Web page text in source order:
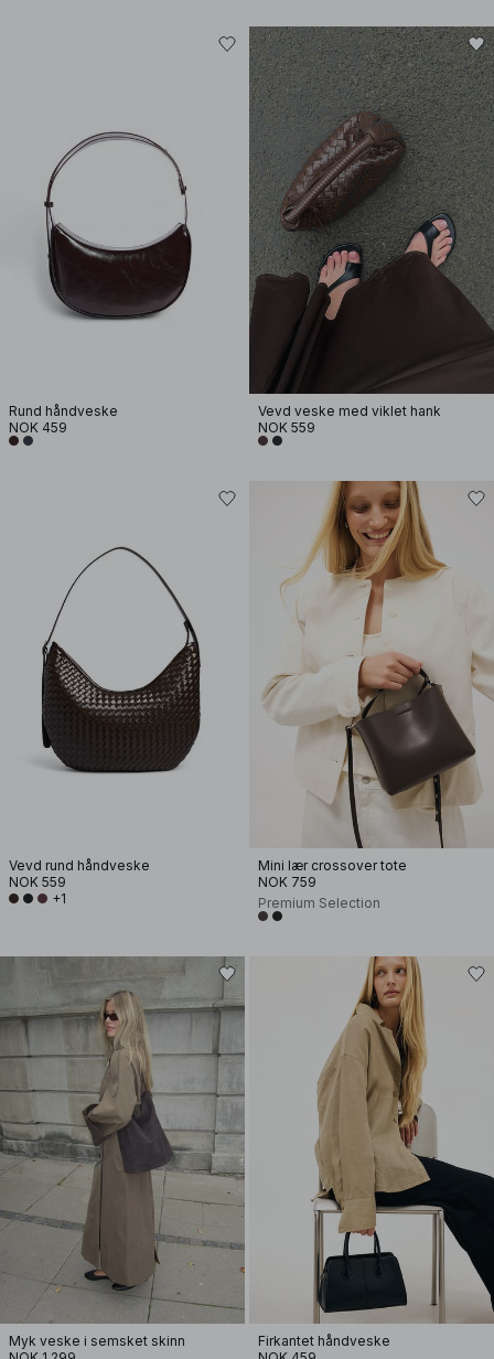
Rund håndveske
NOK 459
Vevd veske med viklet hank
NOK 559
Vevd rund håndveske
NOK 559
+1
Mini lær crossover tote
NOK 759
Premium Selection
Myk veske i semsket skinn
Firkantet håndveske